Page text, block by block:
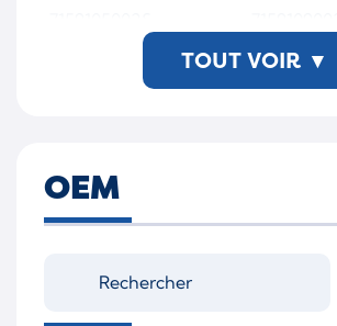
715910-5002S-WSMTATOUT VOIR ▾
OEM